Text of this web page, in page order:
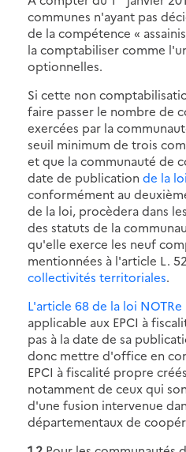
communes n'ayant pas
de la compétence «
la comptabiliser comme
optionnelles.
Si cette non
faire passer le nombre de
exercées par la
seuil minimum de trois
et que la communauté de
date de publication de la
conformément au
de la loi, procèdera dans
des statuts de la
qu'elle exerce les neuf
mentionnées à l'article L.
collectivités territoriales.
L'article 68 de la loi NOTRe
applicable aux EPCI à
pas à la date de sa
donc mettre d'office en
EPCI à fiscalité propre
notamment de ceux qui
d'une fusion intervenue
départementaux de